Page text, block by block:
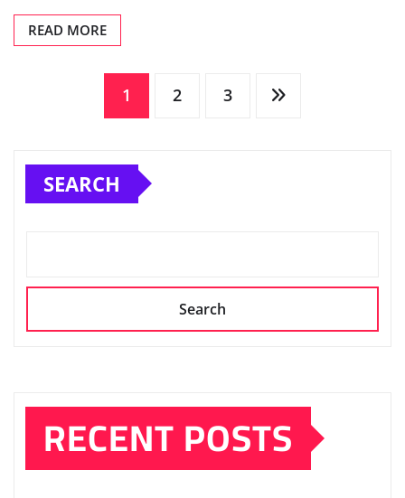
READ MORE
pagination
1 2 3
SEARCH
Search
RECENT POSTS